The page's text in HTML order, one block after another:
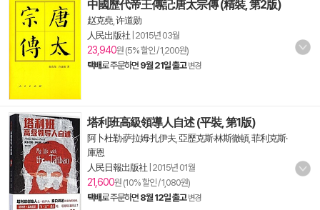
中國歷代帝王傳記:唐太宗傳 (精裝, 第2版)
赵克堯, 许道勋
人民出版社 2015년 03월
23,940원 (5% 할인 / 1,200원)
택배로 주문하면 9월 21일 출고 변경
塔利班高級領導人自述 (平裝, 第1版)
阿卜杜勒·萨拉姆·扎伊夫 亞歷克斯·林斯徹頓, 菲利克斯·
庫恩
人民日報出版社 2015년 01월
21,600원 (10% 할인 / 1,080원)
택배로 주문하면 8월 12일 출고 변경